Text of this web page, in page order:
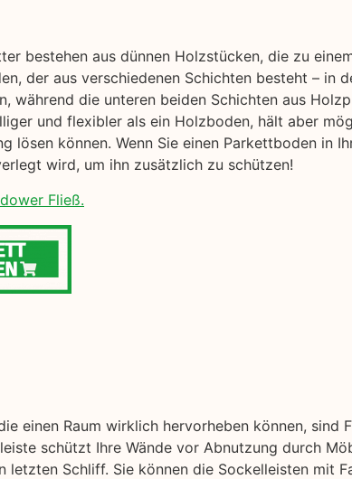
bestehen aus dünnen Holzstücken, die zu
der aus verschiedenen Schichten besteht – in
während die unteren beiden Schichten aus
und flexibler als ein Holzboden, hält aber
lösen können. Wenn Sie einen Parkettboden in
wird, um ihn zusätzlich zu schützen!
Fließ.
einen Raum wirklich hervorheben können, sind
schützt Ihre Wände vor Abnutzung durch
letzten Schliff. Sie können die Sockelleisten mit